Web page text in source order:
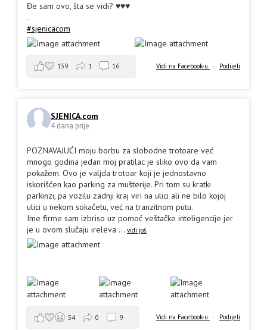
Đe sam ovo, šta se vidi? ♥️♥️♥️
.
#sjenicacom
Vidi na Facebook-u · Podijeli
139 1 16
SJENICA.com
4 dana prije
POZNAVAJUĆI moju borbu za slobodne trotoare već
mnogo godina jedan moj pratilac je sliko ovo da vam
pokažem. Ovo je valjda trotoar koji je jednostavno
iskorišćen kao parking za mušterije. Pri tom su kratki
parkinzi, pa vozilu zadnji kraj viri na ulici ali ne bilo kojoj
ulici u nekom sokačetu, već na tranzitnom putu.
Ime firme sam izbriso uz pomoć veštačke inteligencije jer
je u ovom slučaju ireleva ... vidi još
Vidi na Facebook-u · Podijeli
54 0 9